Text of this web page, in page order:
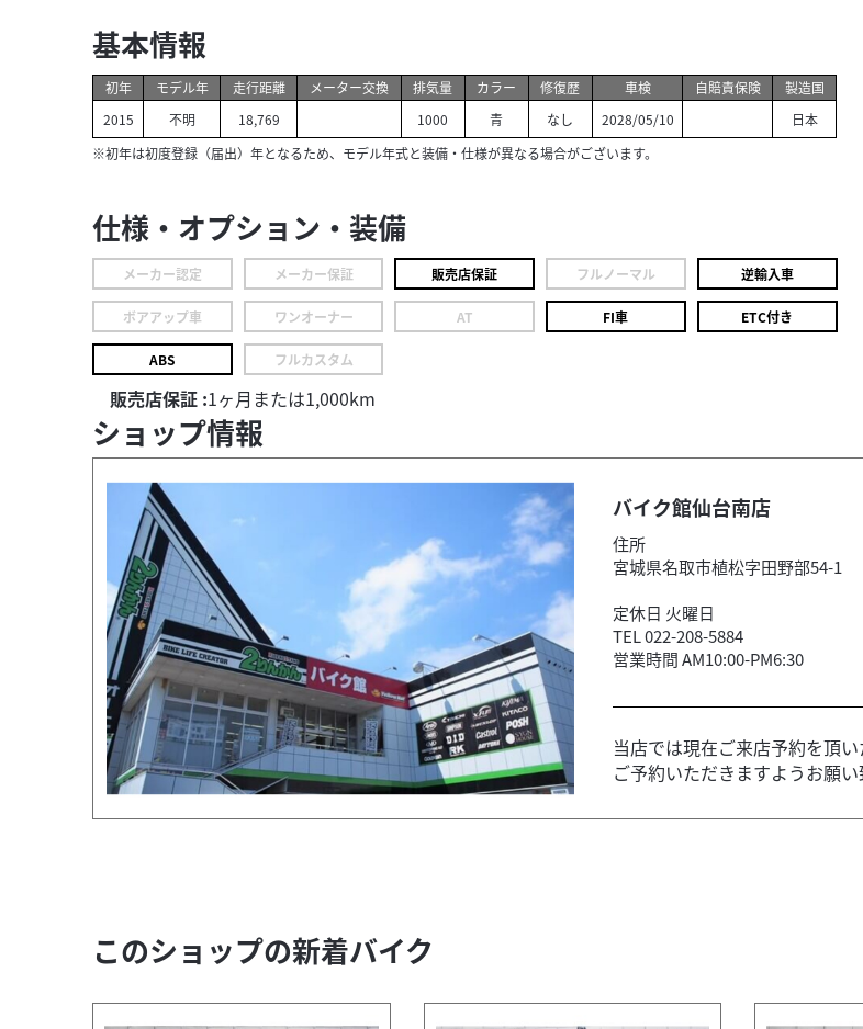
基本情報
初年
2015
モデル年
不明
走行距離
18,769
メーター交換
排気量
1000
カラー
青
修復歴
なし
車検
2028/05/10
自賠責保険
製造国
日本
※初年は初度登録（届出）年となるため、モデル年式と装備・仕様が異なる場合がございます。
仕様・オプション・装備
メーカー認定 メーカー保証 販売店保証 フルノーマル 逆輸入車
ボアアップ車 ワンオーナー AT FI車 ETC付き
ABS フルカスタム
販売店保証 :1ヶ月または1,000km
ショップ情報
バイク館仙台南店
住所
宮城県名取市植松字田野部54-1
定休日 火曜日
TEL 022-208-5884
営業時間 AM10:00-PM6:30
当店では現在ご来店予約を頂
ご予約いただきますようお願い
このショップの新着バイク